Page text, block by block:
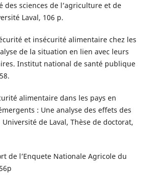
des sciences de l’agriculture et de
Laval, 106 p.
et insécurité alimentaire chez les
de la situation en lien avec leurs
Institut national de santé publique
alimentaire dans les pays en
: Une analyse des effets des
de Laval, Thèse de doctorat,
de l’Enquete Nationale Agricole du